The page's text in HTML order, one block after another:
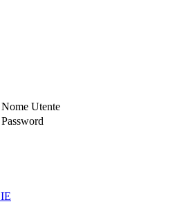
Nome Utente
Password